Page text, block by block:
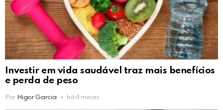
Investir em vida saudável traz mais benefícios
e perda de peso
Por Higor Garcia há 4 meses